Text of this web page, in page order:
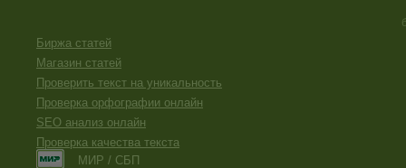
Биржа статей
Магазин статей
Проверить текст на уникальность
Проверка орфографии онлайн
SEO анализ онлайн
Проверка качества текста
МИР / СБП